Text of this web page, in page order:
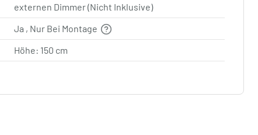
externen Dimmer (Nicht Inklusive)
Ja , Nur Bei Montage
Höhe: 150 cm